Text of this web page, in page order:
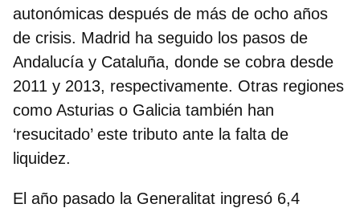
autonómicas después de más de ocho años
de crisis. Madrid ha seguido los pasos de
Andalucía y Cataluña, donde se cobra desde
2011 y 2013, respectivamente. Otras regiones
como Asturias o Galicia también han
‘resucitado’ este tributo ante la falta de
liquidez.
El año pasado la Generalitat ingresó 6,4